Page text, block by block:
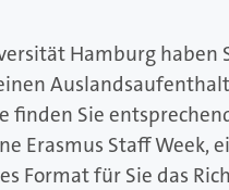
Hamburg haben
finden Sie
Erasmus Staff Week,
Format für Sie das